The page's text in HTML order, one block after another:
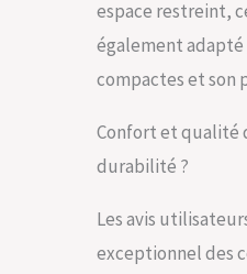
espace restreint,
également adapté
compactes et son
Confort et qualité
durabilité ?
Les avis
exceptionnel des